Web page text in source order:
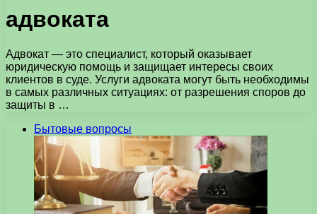
адвоката
Адвокат — это специалист, который оказывает
юридическую помощь и защищает интересы своих
клиентов в суде. Услуги адвоката могут быть необходимы
в самых различных ситуациях: от разрешения споров до
защиты в …
Бытовые вопросы